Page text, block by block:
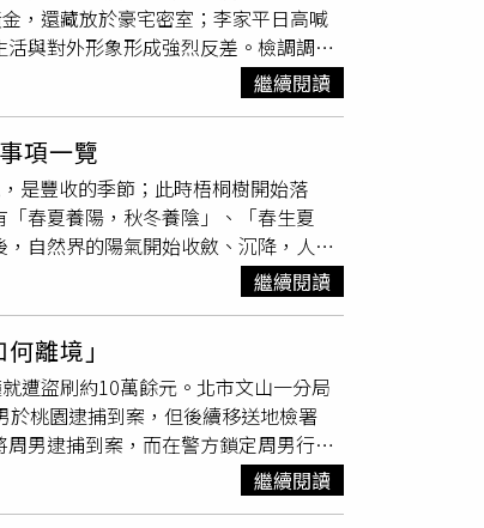
婚，也笑說他們相處時總是甜蜜到旁
人於2012年8月登記結婚，並選在台北
受矚目的豪門婚禮之一。婚禮由前副
，王金平、吳伯雄、台新金控董事長吳
商與演藝圈深厚的人脈。婚禮細節同
台玻集團量身打造精緻玻璃糖果盒贈
子一女，家庭生活相當低調，鮮少在
」，不僅會主動替林文晴開車門、拉
也會細心幫對方撈出不愛吃的食材，
點。稍早有媒體報導，兩人早已低調
關說法未獲當事人證實。對此，小刀
，也感謝各界一路以來的關心，並強
，還藏放於豪宅密室；李家平日高喊
與對外形象形成強烈反差。檢調調查
為核心成員。陳昱瑄2021年間透過友
「媽媽」相稱，連公司員工、助理也一
交由李家運作，作為團體所稱的「行
於台中的「富邦天空樹」豪宅時，發
人員搜索時，循著濃厚味道進入和
出重達158公斤的金條；廚房旁倉庫
秘密據點；書房後方另設有俗稱「天
另搜索李家位於台中西屯區的房產，
」養生之道，平日不食五穀雜糧，而是
維持體力。不過，李世宗遭羈押後因
樣「破戒」。此外，檢方還查扣另一
已遭查扣，案情仍持續擴大偵辦。
繼續閱讀
項一覽
是豐收的季節；此時梧桐樹開始落
春夏養陽，秋冬養陰」、「春生夏
自然界的陽氣開始收斂、沉降，人應
季主收，燥為秋季之主氣，而肺為
屬金，金克木，所以秋天這種氣會抑制
此立秋養生重在養肺護肝。2026年
別明顯，一些病痛，在所難免，但不
會有神經緊張的傾向，必須盡量多休
：一、食的養生與禁忌1.宜吃養肺潤
胸痛等呼吸疾病，所以飲食應注意多
係到壽命的長短。養肺的蔬菜包括蓮
薺等。果仁類如杏仁、核桃、花生、松
繼續閱讀
離境」
遭盜刷約10萬餘元。北市文山一分局
桃園逮捕到案，但後續移送地檢署
男逮捕到案，而在警方鎖定周男行
港籍周姓男子利用偷竊他人財物，盜
線上刷卡需OTP驗證等方式，將手機
繼續閱讀